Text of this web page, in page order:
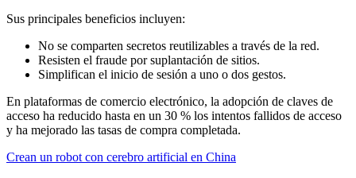
Sus principales beneficios incluyen:
No se comparten secretos reutilizables a través de la red.
Resisten el fraude por suplantación de sitios.
Simplifican el inicio de sesión a uno o dos gestos.
En plataformas de comercio electrónico, la adopción de claves de
acceso ha reducido hasta en un 30 % los intentos fallidos de acceso
y ha mejorado las tasas de compra completada.
Crean un robot con cerebro artificial en China